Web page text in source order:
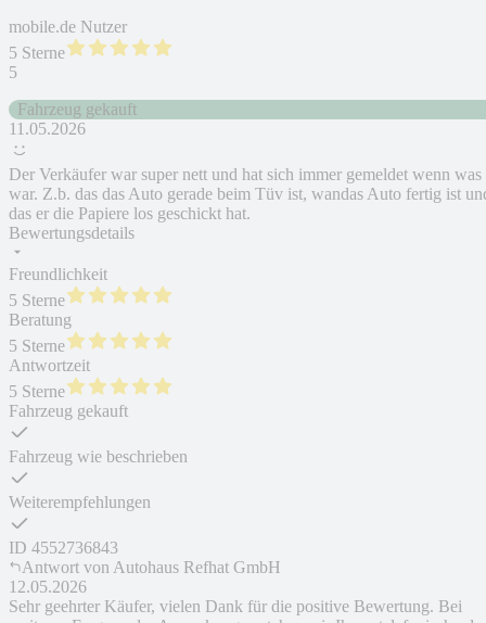
mobile.de Nutzer
5 Sterne
5
Fahrzeug gekauft
11.05.2026
Der Verkäufer war super nett und hat sich immer gemeldet wenn was
war. Z.b. das das Auto gerade beim Tüv ist, wandas Auto fertig ist
das er die Papiere los geschickt hat.
Bewertungsdetails
Freundlichkeit
5 Sterne
Beratung
5 Sterne
Antwortzeit
5 Sterne
Fahrzeug gekauft
Fahrzeug wie beschrieben
Weiterempfehlungen
ID 4552736843
Antwort von Autohaus Refhat GmbH
12.05.2026
Sehr geehrter Käufer, vielen Dank für die positive Bewertung. Bei